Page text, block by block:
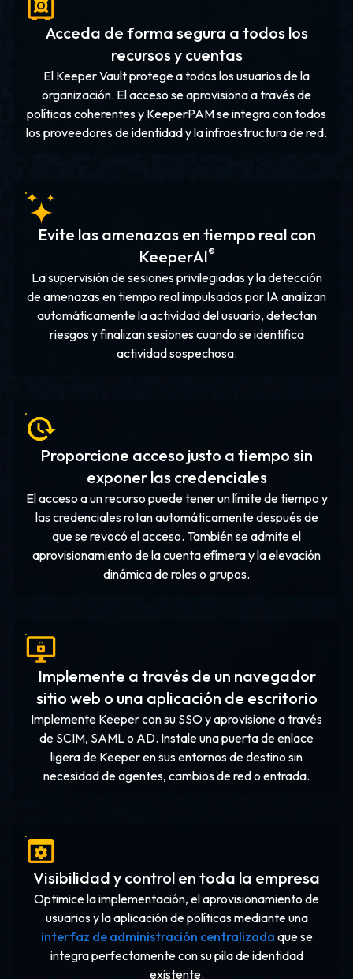
Acceda de forma segura a todos los
recursos y cuentas
El Keeper Vault protege a todos los usuarios de la
organización. El acceso se aprovisiona a través de
políticas coherentes y KeeperPAM se integra con todos
los proveedores de identidad y la infraestructura de red.
Evite las amenazas en tiempo real con
KeeperAI®
La supervisión de sesiones privilegiadas y la detección
de amenazas en tiempo real impulsadas por IA analizan
automáticamente la actividad del usuario, detectan
riesgos y finalizan sesiones cuando se identifica
actividad sospechosa.
Proporcione acceso justo a tiempo sin
exponer las credenciales
El acceso a un recurso puede tener un límite de tiempo y
las credenciales rotan automáticamente después de
que se revocó el acceso. También se admite el
aprovisionamiento de la cuenta efímera y la elevación
dinámica de roles o grupos.
Implemente a través de un navegador
sitio web o una aplicación de escritorio
Implemente Keeper con su SSO y aprovisione a través
de SCIM, SAML o AD. Instale una puerta de enlace
ligera de Keeper en sus entornos de destino sin
necesidad de agentes, cambios de red o entrada.
Visibilidad y control en toda la empresa
Optimice la implementación, el aprovisionamiento de
usuarios y la aplicación de políticas mediante una
interfaz de administración centralizada que se
integra perfectamente con su pila de identidad
existente.